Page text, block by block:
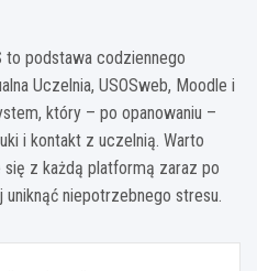
to podstawa codziennego
Uczelnia, USOSweb, Moodle i
który – po opanowaniu –
i kontakt z uczelnią. Warto
z każdą platformą zaraz po
niepotrzebnego stresu.